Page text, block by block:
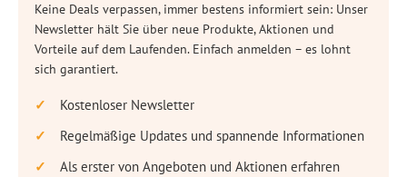
Keine Deals verpassen, immer bestens informiert sein: Unser
Newsletter hält Sie über neue Produkte, Aktionen und
Vorteile auf dem Laufenden. Einfach anmelden – es lohnt
sich garantiert.
Kostenloser Newsletter
Regelmäßige Updates und spannende Informationen
Als erster von Angeboten und Aktionen erfahren